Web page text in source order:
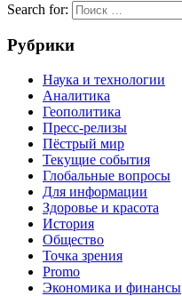
Search for:
Рубрики
Наука и технологии
Аналитика
Геополитика
Пресс-релизы
Пёстрый мир
Текущие события
Глобальные вопросы
Для информации
Здоровье и красота
История
Общество
Точка зрения
Promo
Экономика и финансы